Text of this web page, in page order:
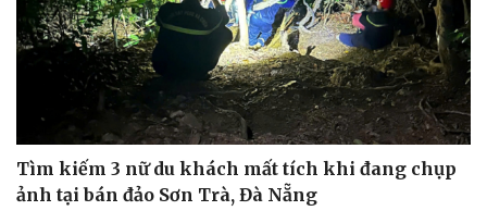
Tìm kiếm 3 nữ du khách mất tích khi đang chụp
ảnh tại bán đảo Sơn Trà, Đà Nẵng